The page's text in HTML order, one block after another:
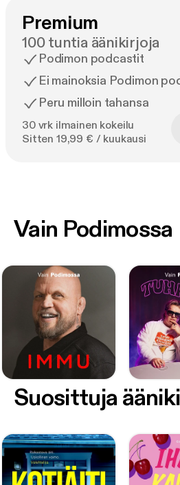
Premium
100 tuntia äänikirjoja
Podimon podcastit
Ei mainoksia Podimon
Peru milloin tahansa
30 vrk ilmainen kokeilu
Sitten 19,99 € / kuukausi
Vain Podimossa
Suosittuja